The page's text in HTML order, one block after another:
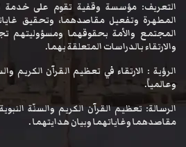
التعريف: مؤسسة وقفية تقوم على خدمة
المطهرة وتفعيل مقاصدهما، وتحقيق
المجتمع والأمة بحقوقهما ومسؤوليتهم
والارتقاء بالدراسات المتعلقة بهما.
الرؤية : الارتقاء في تعظيم القرآن الكريم
وعالمياً.
الرسالة: تعظيم القرآن الكريم والسنّة
مقاصدهما وغاياتهما وبيان هدايتهما .